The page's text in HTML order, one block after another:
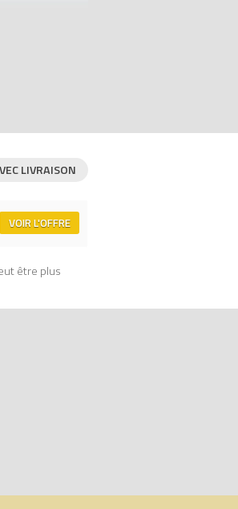
une
de prix 100%
LIVRAISON
VOIR L'OFFRE
être plus